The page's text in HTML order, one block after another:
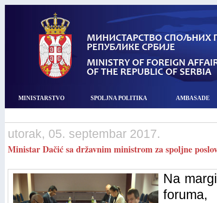
MINISTARSTVO SPOLJNA POLITIKA AMBASADE
utorak, 05. septembar 2017.
Ministar Dačić sa državnim ministrom za spoljne
Na
foruma,